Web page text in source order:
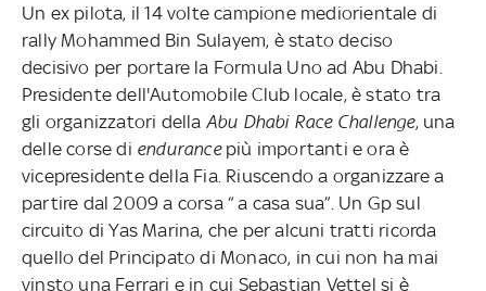
Un ex pilota, il 14 volte campione mediorientale di
rally Mohammed Bin Sulayem, è stato deciso
decisivo per portare la Formula Uno ad Abu Dhabi.
Presidente dell'Automobile Club locale, è stato tra
gli organizzatori della Abu Dhabi Race Challenge, una
delle corse di endurancepiù importanti e ora è
vicepresidente della Fia. Riuscendo a organizzare a
partire dal 2009 a corsa “ a casa sua”. Un Gp sul
circuito di Yas Marina, che per alcuni tratti ricorda
quello del Principato di Monaco, in cui non ha mai
vinsto una Ferrari e in cui Sebastian Vettel si è